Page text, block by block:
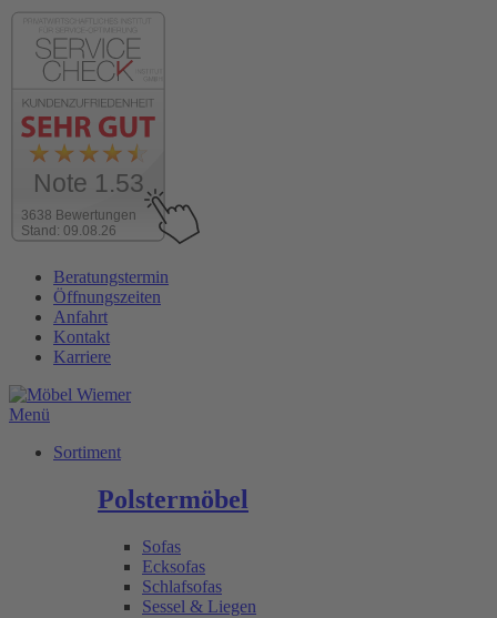
3638 Bewertungen
Stand: 09.08.26
Note 1.53
Inhalt
wechseln
Beratungstermin
Öffnungszeiten
Anfahrt
Kontakt
Karriere
Menü
Sortiment
Polstermöbel
Sofas
Ecksofas
Schlafsofas
Sessel & Liegen